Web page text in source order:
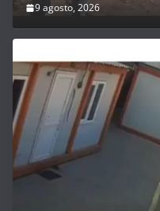
9 agosto, 2026